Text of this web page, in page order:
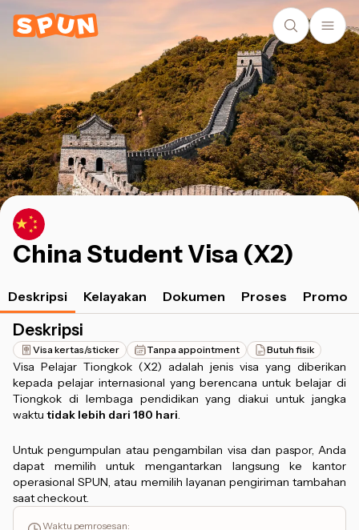
China Student Visa (X2)
Deskripsi Kelayakan Dokumen Proses Promo
Deskripsi
Visa kertas/sticker Tanpa appointment Butuh fisik
Visa Pelajar Tiongkok (X2) adalah jenis visa yang diberikan
kepada pelajar internasional yang berencana untuk belajar di
Tiongkok di lembaga pendidikan yang diakui untuk jangka
waktu tidak lebih dari 180 hari.
Untuk pengumpulan atau pengambilan visa dan paspor, Anda
dapat memilih untuk mengantarkan langsung ke kantor
operasional SPUN, atau memilih layanan pengiriman tambahan
saat checkout.
Waktu pemrosesan: